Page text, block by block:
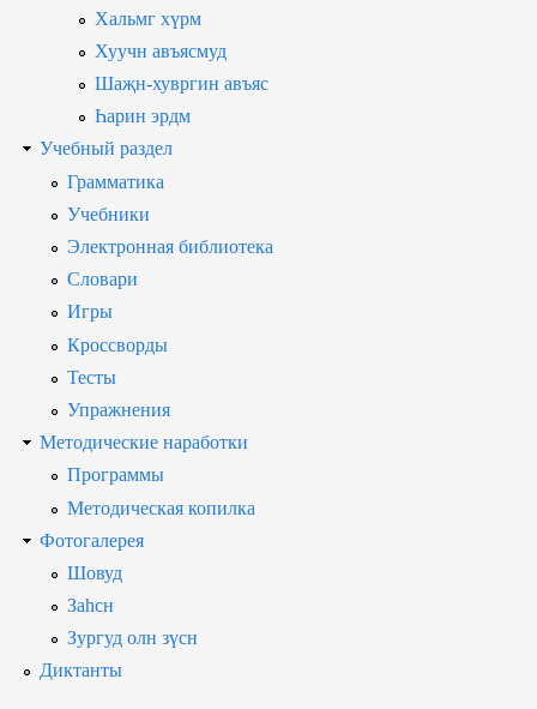
Хальмг хүрм
Хуучн авъясмуд
Шаҗн-хувргин авъяс
Һарин эрдм
Учебный раздел
Грамматика
Учебники
Электронная библиотека
Словари
Игры
Кроссворды
Тесты
Упражнения
Методические наработки
Программы
Методическая копилка
Фотогалерея
Шовуд
Заһсн
Зургуд олн зүсн
Диктанты